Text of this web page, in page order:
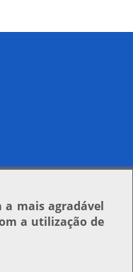
a mais agradável
a utilização de